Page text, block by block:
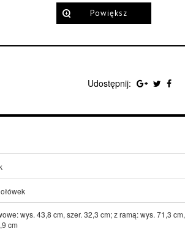
Powiększ
Udostępnij:
wys. 43,8 cm, szer. 32,3 cm; z ramą: wys. 71,3 cm,
cm